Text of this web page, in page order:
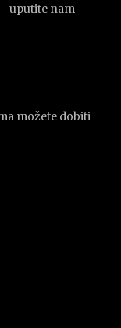
uputite nam
možete dobiti